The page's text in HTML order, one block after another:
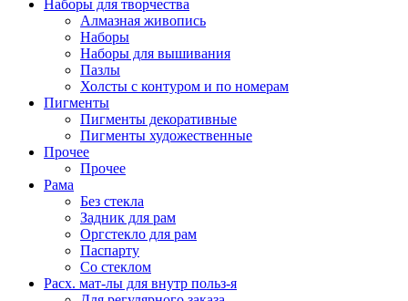
Наборы для творчества
Алмазная живопись
Наборы
Наборы для вышивания
Пазлы
Холсты с контуром и по номерам
Пигменты
Пигменты декоративные
Пигменты художественные
Прочее
Прочее
Рама
Без стекла
Задник для рам
Оргстекло для рам
Паспарту
Со стеклом
Расх. мат-лы для внутр польз-я